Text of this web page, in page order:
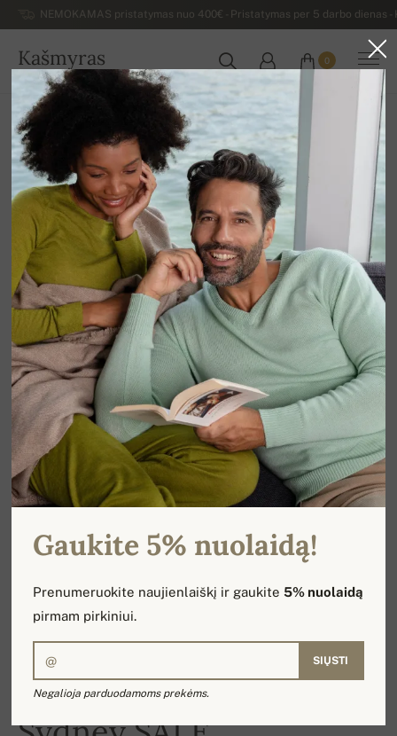
NEMOKAMAS pristatymas nuo 400€ - Pristatymas per 5 darbo dienas
Kašmyras
LIETUVA
0
Atgal
-16%
Gaukite 5% nuolaidą!
Prenumeruokite naujienlaiškį ir gaukite5% nuolaidą
pirmam pirkiniui.
SIŲSTI
Negalioja parduodamoms prekėms.